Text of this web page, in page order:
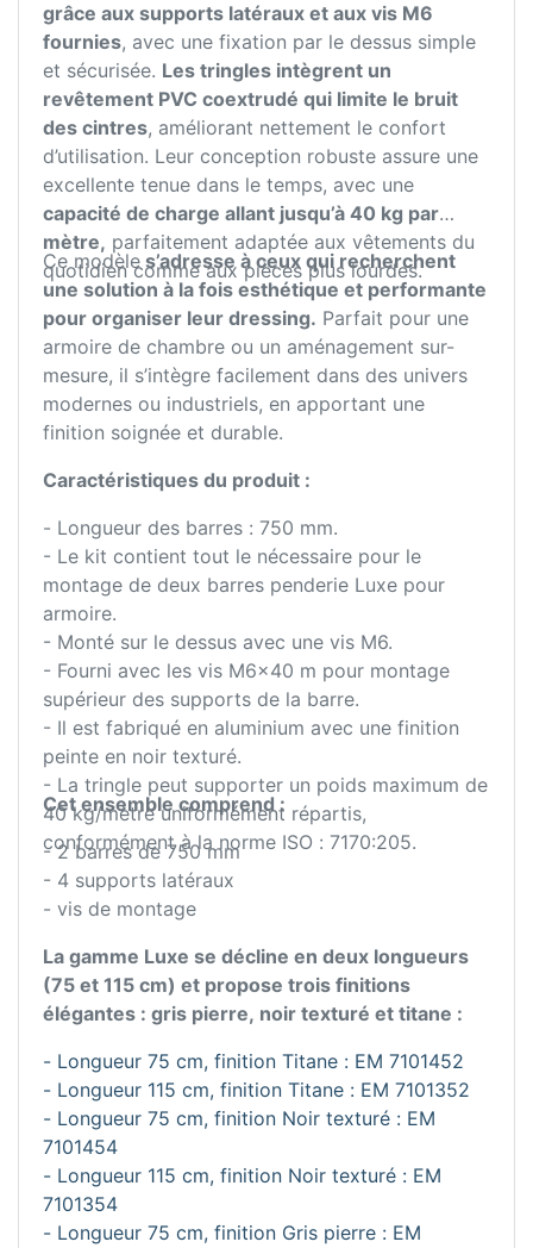
grâce aux supports latéraux et aux vis M6
fournies, avec une fixation par le dessus simple
et sécurisée. Les tringles intègrent un
revêtement PVC coextrudé qui limite le bruit
des cintres, améliorant nettement le confort
d’utilisation. Leur conception robuste assure une
excellente tenue dans le temps, avec une
capacité de charge allant jusqu’à 40 kg par
mètre, parfaitement adaptée aux vêtements du
quotidien comme aux pièces plus lourdes.
Ce modèles’adresse à ceux qui recherchent
une solution à la fois esthétique et performante
pour organiser leur dressing. Parfait pour une
armoire de chambre ou un aménagement sur-
mesure, il s’intègre facilement dans des univers
modernes ou industriels, en apportant une
finition soignée et durable.
Caractéristiques du produit :
- Longueur des barres : 750 mm.
- Le kit contient tout le nécessaire pour le
montage de deux barres penderie Luxe pour
armoire.
- Monté sur le dessus avec une vis M6.
- Fourni avec les vis M6x40 m pour montage
supérieur des supports de la barre.
- Il est fabriqué en aluminium avec une finition
peinte en noir texturé.
- La tringle peut supporter un poids maximum de
40 kg/mètre uniformément répartis,
conformément à la norme ISO : 7170:205.
Cet ensemble comprend :
- 2 barres de 750 mm
- 4 supports latéraux
- vis de montage
La gamme Luxe se décline en deux longueurs
(75 et 115 cm) et propose trois finitions
élégantes : gris pierre, noir texturé et titane :
- Longueur 75 cm, finition Titane : EM 7101452
- Longueur 115 cm, finition Titane : EM 7101352
- Longueur 75 cm, finition Noir texturé : EM
7101454
- Longueur 115 cm, finition Noir texturé : EM
7101354
- Longueur 75 cm, finition Gris pierre : EM